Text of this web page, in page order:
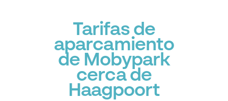
Tarifas de
aparcamiento
de Mobypark
cerca de
Haagpoort